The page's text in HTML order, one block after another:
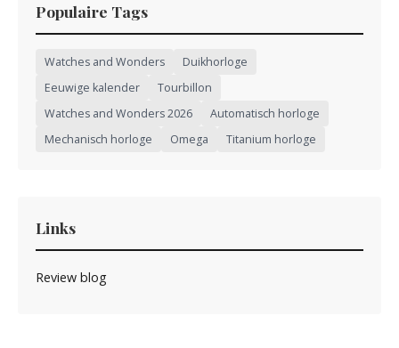
Populaire Tags
Watches and Wonders
Duikhorloge
Eeuwige kalender
Tourbillon
Watches and Wonders 2026
Automatisch horloge
Mechanisch horloge
Omega Titanium horloge
Links
Review blog